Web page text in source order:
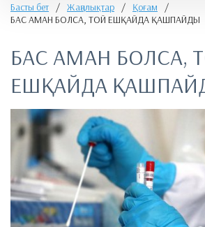
Басты бет / Жаңалықтар / Қоғам
/
​БАС АМАН БОЛСА, ТОЙ ЕШҚАЙДА ҚАШПАЙДЫ
​БАС АМАН БОЛСА,
ЕШҚАЙДА